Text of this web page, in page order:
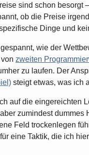
sind schon besorgt
ob die Preise
Dinge und
wie der
zweiten
zu laufen. Der
steigt etwas, was ich
auf die eingereichten
zumindest dummes
Feld trockenlegen
eine Taktik, die ich